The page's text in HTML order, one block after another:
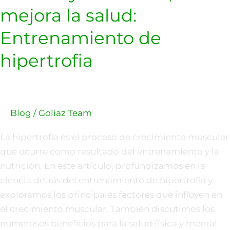
mejora la salud:
Entrenamiento de
hipertrofia
Blog / Goliaz Team
La hipertrofia es el proceso de crecimiento muscular
que ocurre como resultado del entrenamiento y la
nutrición. En este artículo, profundizamos en la
ciencia detrás del entrenamiento de hipertrofia y
exploramos los principales factores que influyen en
el crecimiento muscular. También discutimos los
numerosos beneficios para la salud física y mental